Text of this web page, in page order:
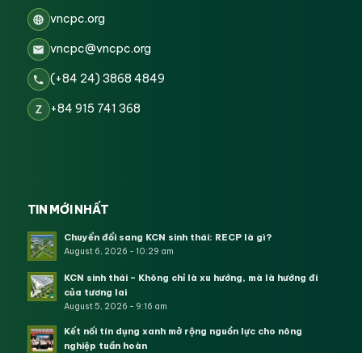
vncpc.org
vncpc@vncpc.org
(+84 24) 3868 4849
Z +84 915 741 368
TIN MỚI NHẤT
Chuyển đổi sang KCN sinh thái: RECP là gì?
August 6, 2026 - 10:29 am
KCN sinh thái – Không chỉ là xu hướng, mà là hướng đi
của tương lai
August 5, 2026 - 9:16 am
Kết nối tín dụng xanh mở rộng nguồn lực cho nông
nghiệp tuần hoàn